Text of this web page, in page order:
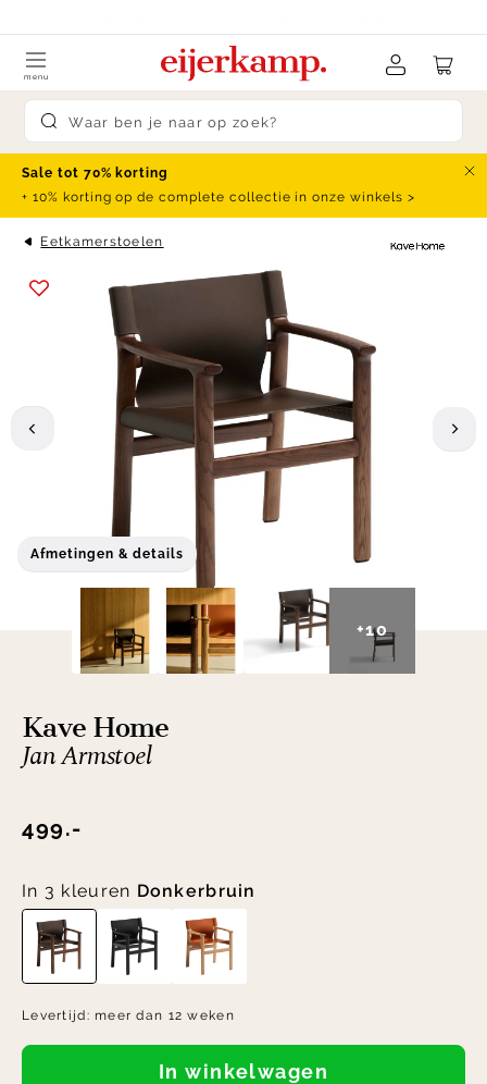
Submit search
menu
Sale tot 70% korting
+ 10% korting op de complete collectie in onze winkels >
Eetkamerstoelen
Afmetingen & details
+10
Kave Home
Jan Armstoel
499.-
In 3 kleuren Donkerbruin
Levertijd: meer dan 12 weken
In winkelwagen